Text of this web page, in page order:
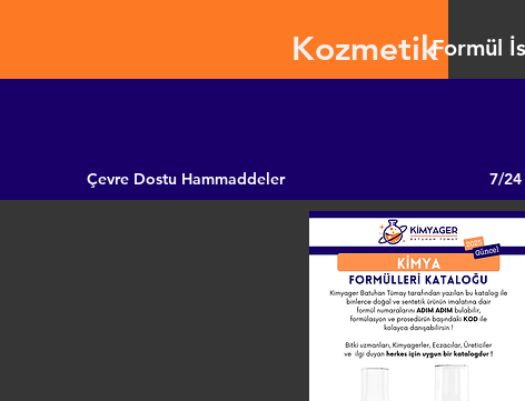
KozmetikFormül
Çevre Dostu Hammaddeler 7/